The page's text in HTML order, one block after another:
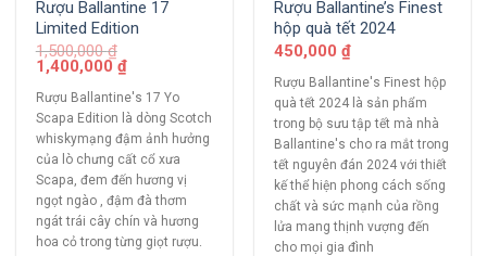
Rượu Ballantine 17
Limited Edition
1,500,000₫
1,400,000₫
Rượu Ballantine's 17 Yo
Scapa Edition là dòng Scotch
whiskymạng đậm ảnh hưởng
của lò chưng cất cổ xưa
Scapa, đem đến hương vị
ngọt ngào , đậm đà thơm
ngát trái cây chín và hương
hoa cỏ trong từng giọt rượu.
Rượu Ballantine’s Finest
hộp quà tết 2024
450,000 ₫
Rượu Ballantine's Finest hộp
quà tết 2024 là sản phẩm
trong bộ sưu tập tết mà nhà
Ballantine's cho ra mắt trong
tết nguyên đán 2024 với thiết
kế thể hiện phong cách sống
chất và sức mạnh của rồng
lửa mang thịnh vượng đến
cho mọi gia đình